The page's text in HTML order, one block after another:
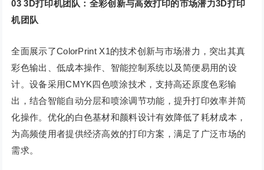
03 3D打印机团队：全彩创新与高效打印的市场潜力3D打印
机团队
全面展示了ColorPrint X1的技术创新与市场潜力，突出其真
彩色输出、低成本操作、智能控制系统以及简便易用的设
计。设备采用CMYK四色喷涂技术，支持高还原度色彩输
出，结合智能自动分层和喷涂调节功能，提升打印效率并简
化操作。优化的白色基材和颜料设计有效降低了耗材成本，
为高频使用者提供经济高效的打印方案，满足了广泛市场的
需求。